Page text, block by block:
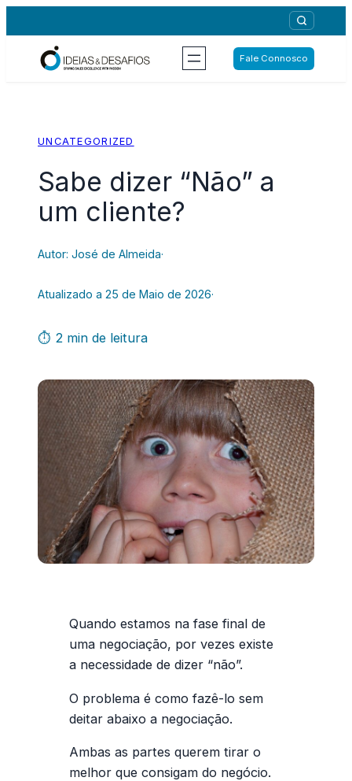
para
Fale Connosco
UNCATEGORIZED
Sabe dizer “Não” a
um cliente?
Autor: José de Almeida·
Atualizado a 25 de Maio de 2026·
⏱ 2 min de leitura
Quando estamos na fase final de
uma negociação, por vezes existe
a necessidade de dizer “não”.
O problema é como fazê-lo sem
deitar abaixo a negociação.
Ambas as partes querem tirar o
melhor que consigam do negócio.